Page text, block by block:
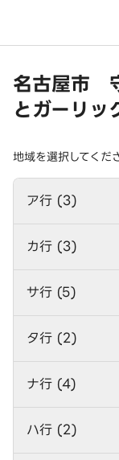
名古屋市
とガーリッ
地域を選択してくだ
ア行 (3)
カ行 (3)
サ行 (5)
タ行 (2)
ナ行 (4)
ハ行 (2)